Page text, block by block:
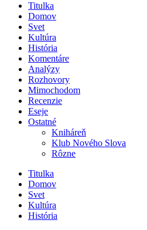
Titulka
Domov
Svet
Kultúra
História
Komentáre
Analýzy
Rozhovory
Mimochodom
Recenzie
Eseje
Ostatné
Kniháreň
Klub Nového Slova
Rôzne
Titulka
Domov
Svet
Kultúra
História